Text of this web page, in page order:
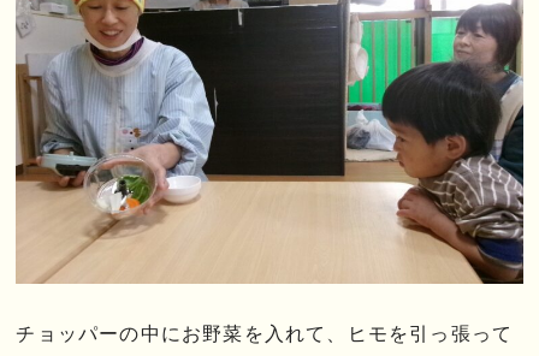
チョッパーの中にお野菜を入れて、ヒモを引っ張って